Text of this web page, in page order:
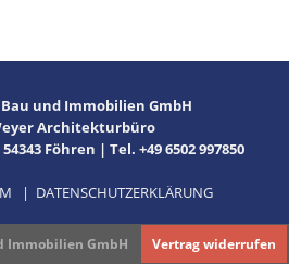
und Immobilien GmbH
Architekturbüro
Föhren | Tel. +49 6502 997850
| DATENSCHUTZERKLÄRUNG
Immobilien GmbH Vertrag widerrufen